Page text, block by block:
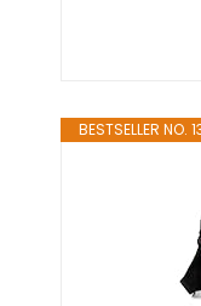
BESTSELLER NO.